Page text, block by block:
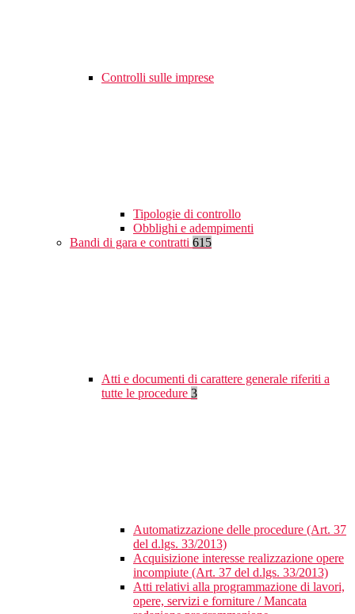
Controlli sulle imprese
Tipologie di controllo
Obblighi e adempimenti
Bandi di gara e contratti 615
Atti e documenti di carattere generale riferiti a
tutte le procedure 3
Automatizzazione delle procedure (Art. 37
del d.lgs. 33/2013)
Acquisizione interesse realizzazione opere
incompiute (Art. 37 del d.lgs. 33/2013)
Atti relativi alla programmazione di lavori,
opere, servizi e forniture / Mancata